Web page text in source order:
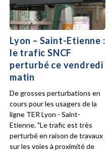
Lyon – Saint-Etienne :
le trafic SNCF
perturbé ce vendredi
matin
De grosses perturbations en
cours pour les usagers de la
ligne TER Lyon - Saint-
Etienne. "Le trafic est très
perturbé en raison de travaux
sur les voies à proximité de